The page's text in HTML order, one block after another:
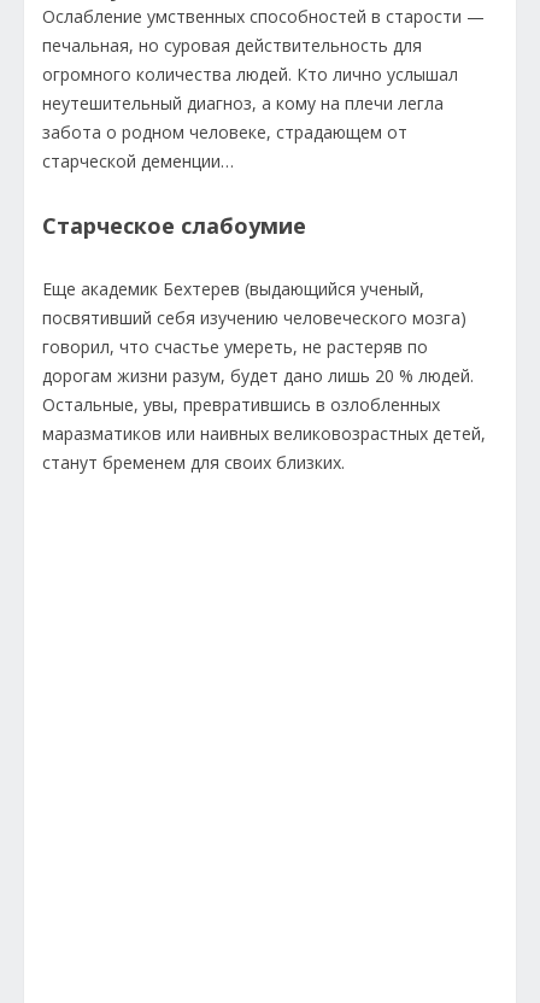
Ослабление умственных способностей в старости —
печальная, но суровая действительность для
огромного количества людей. Кто лично услышал
неутешительный диагноз, а кому на плечи легла
забота о родном человеке, страдающем от
старческой деменции…
Старческое слабоумие
Еще академик Бехтерев (выдающийся ученый,
посвятивший себя изучению человеческого мозга)
говорил, что счастье умереть, не растеряв по
дорогам жизни разум, будет дано лишь 20 % людей.
Остальные, увы, превратившись в озлобленных
маразматиков или наивных великовозрастных детей,
станут бременем для своих близких.